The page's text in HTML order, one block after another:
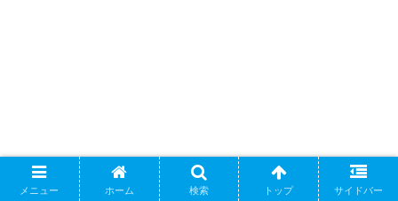
メニュー ホーム 検索 トップ サイドバー